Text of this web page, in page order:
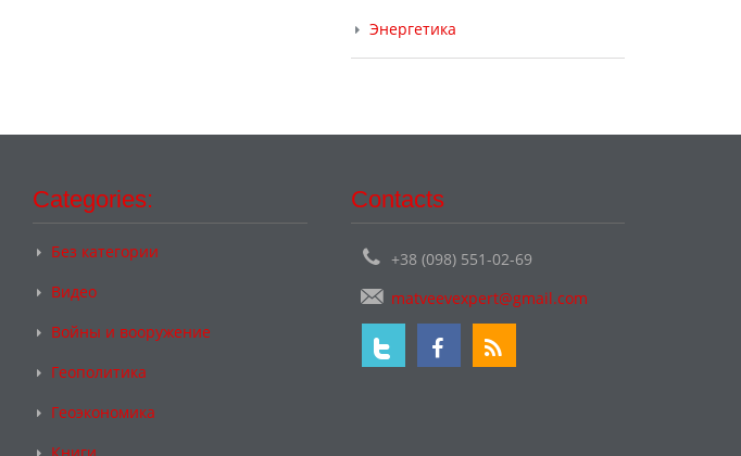
Энергетика
Categories:
Без категории
Видео
Войны и вооружение
Геополитика
Геоэкономика
Contacts
+38 (098) 551-02-69
matveevexpert@gmail.com